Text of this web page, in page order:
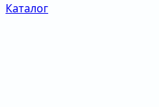
Каталог